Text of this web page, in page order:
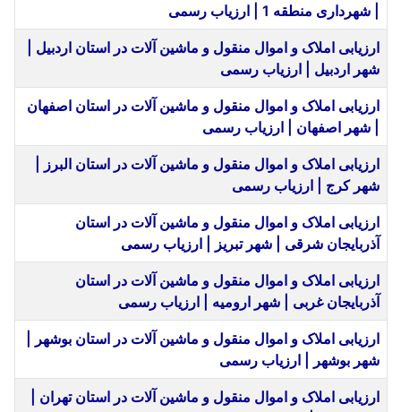
| شهرداری منطقه 1 | ارزیاب رسمی
ارزیابی املاک و اموال منقول و ماشین آلات در استان اردبیل |
شهر اردبیل | ارزیاب رسمی
ارزیابی املاک و اموال منقول و ماشین آلات در استان اصفهان
| شهر اصفهان | ارزیاب رسمی
ارزیابی املاک و اموال منقول و ماشین آلات در استان البرز |
شهر کرج | ارزیاب رسمی
ارزیابی املاک و اموال منقول و ماشین آلات در استان
آذربایجان شرقی | شهر تبریز | ارزیاب رسمی
ارزیابی املاک و اموال منقول و ماشین آلات در استان
آذربایجان غربی | شهر ارومیه | ارزیاب رسمی
ارزیابی املاک و اموال منقول و ماشین آلات در استان بوشهر |
شهر بوشهر | ارزیاب رسمی
ارزیابی املاک و اموال منقول و ماشین آلات در استان تهران |